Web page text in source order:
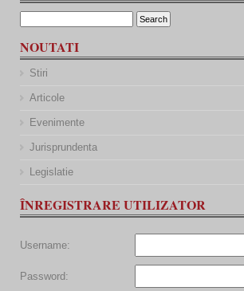
NOUTATI
Stiri
Articole
Evenimente
Jurisprundenta
Legislatie
ÎNREGISTRARE UTILIZATOR
Username:
Password: